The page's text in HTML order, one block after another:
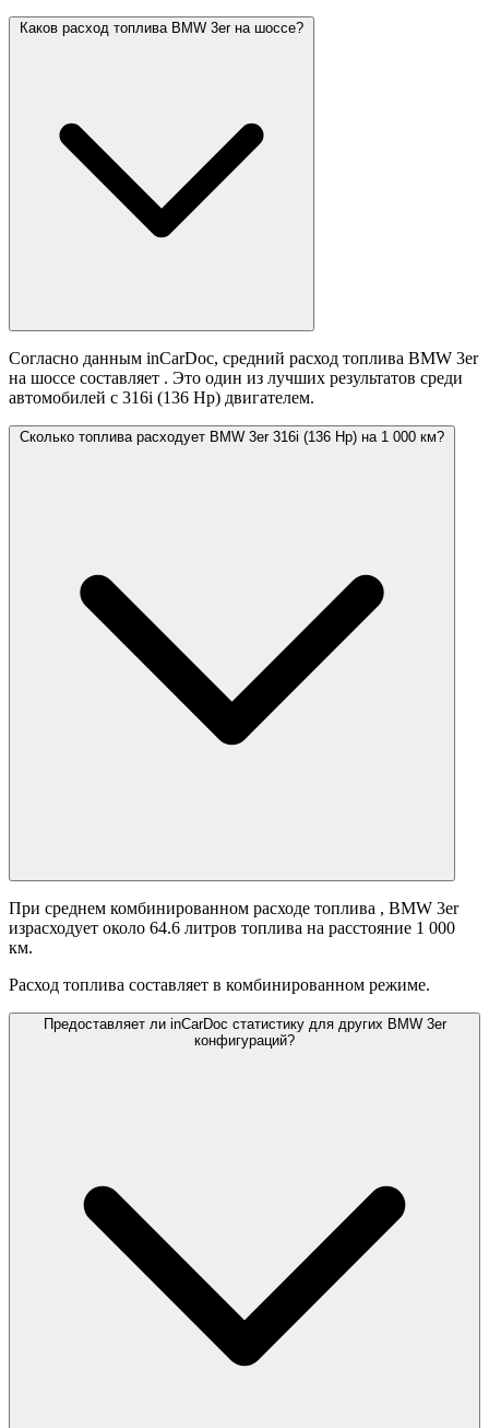
Каков расход топлива BMW 3er на шоссе?
Согласно данным inCarDoc, средний расход топлива BMW 3er
на шоссе составляет . Это один из лучших результатов среди
автомобилей с 316i (136 Hp) двигателем.
Сколько топлива расходует BMW 3er 316i (136 Hp) на 1 000 км?
При среднем комбинированном расходе топлива , BMW 3er
израсходует около 64.6 литров топлива на расстояние 1 000
км.
Расход топлива составляет в комбинированном режиме.
Предоставляет ли inCarDoc статистику для других BMW 3er
конфигураций?